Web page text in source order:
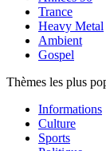
Trance
Heavy Metal
Ambient
Gospel
Thèmes les plus
Informations
Culture
Sports